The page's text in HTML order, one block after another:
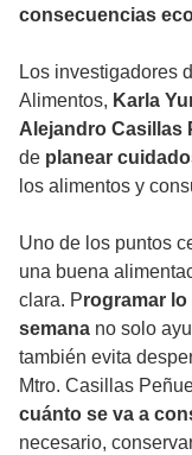
consecuencias
Los investigadores
Alimentos, Karla
Alejandro Casillas
de planear
los alimentos y
Uno de los puntos
una buena
clara. Programar
semana no solo
también evita
Mtro. Casillas
cuánto se va a
necesario,